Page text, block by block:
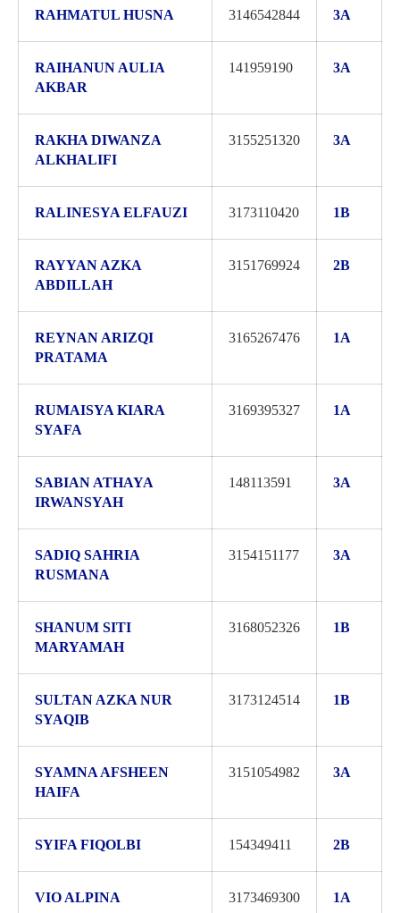
RAHMATUL HUSNA 3146542844 3A
RAIHANUN AULIA
AKBAR
141959190 3A
RAKHA DIWANZA
ALKHALIFI
3155251320 3A
RALINESYA ELFAUZI 3173110420 1B
RAYYAN AZKA
ABDILLAH
3151769924 2B
REYNAN ARIZQI
PRATAMA
3165267476 1A
RUMAISYA KIARA
SYAFA
3169395327 1A
SABIAN ATHAYA
IRWANSYAH
148113591 3A
SADIQ SAHRIA
RUSMANA
3154151177 3A
SHANUM SITI
MARYAMAH
3168052326 1B
SULTAN AZKA NUR
SYAQIB
3173124514 1B
SYAMNA AFSHEEN
HAIFA
3151054982 3A
SYIFA FIQOLBI 154349411 2B
VIO ALPINA 3173469300 1A